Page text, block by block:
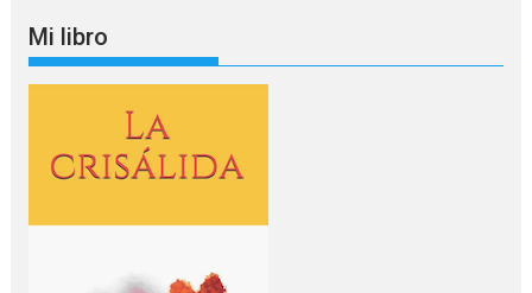
idioma
Mi libro